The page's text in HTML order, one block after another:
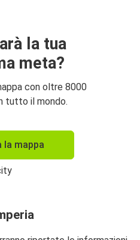
Orio al Serio
la tua
meta?
con oltre 8000
tutto il mondo.
la mappa